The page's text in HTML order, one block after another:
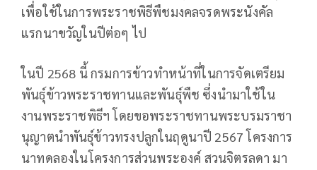
เพื่อใช้ในการพระราชพิธีพืชมงคลจรดพระนังคัล
แรกนาขวัญในปีต่อๆ ไป
ในปี 2568 นี้ กรมการข้าวทำหน้าที่ในการจัดเตรียม
พันธุ์ข้าวพระราชทานและพันธุ์พืช ซึ่งนำมาใช้ใน
งานพระราชพิธีฯ โดยขอพระราชทานพระบรมราชา
นุญาตนำพันธุ์ข้าวทรงปลูกในฤดูนาปี 2567 โครงการ
นาทดลองในโครงการส่วนพระองค์ สวนจิตรลดา มา